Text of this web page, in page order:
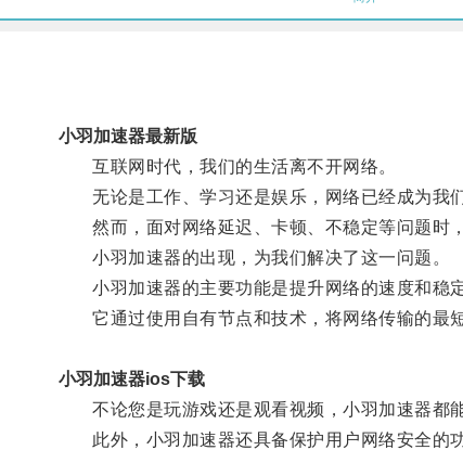
小羽加速器最新版
互联网时代，我们的生活离不开网络。
无论是工作、学习还是娱乐，网络已经成为我们
然而，面对网络延迟、卡顿、不稳定等问题时，
小羽加速器的出现，为我们解决了这一问题。
小羽加速器的主要功能是提升网络的速度和稳定
它通过使用自有节点和技术，将网络传输的最短
小羽加速器ios下载
不论您是玩游戏还是观看视频，小羽加速器都能
此外，小羽加速器还具备保护用户网络安全的功